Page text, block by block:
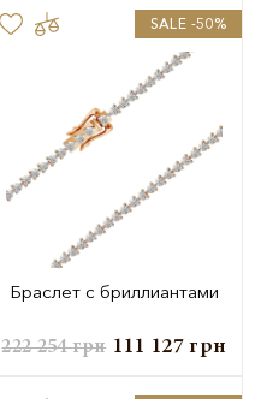
SALE -50%
Браслет с бриллиантами
222 254грн 111 127грн